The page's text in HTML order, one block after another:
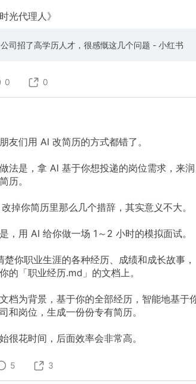
光代理人》
司招了高学历人才，很感慨这几个问题 - 小红书
0 0
友们用 AI 改简历的方式都错了。
法是，拿 AI 基于你想投递的岗位需求，来润
历。
改掉你简历里那么几个措辞，其实意义不大。
，用 AI 给你做一场 1～2 小时的模拟面试。
楚你职业生涯的各种经历、成绩和成长故事，
的「职业经历.md」的文档上。
档为背景，基于你的全部经历，智能地基于
和岗位，生成一份份专有简历。
很花时间，后面效率会非常高。
5 3